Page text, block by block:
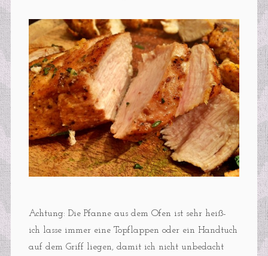
Achtung: Die Pfanne aus dem Ofen ist sehr heiß-
ich lasse immer eine Topflappen oder ein Handtuch
auf dem Griff liegen, damit ich nicht unbedacht